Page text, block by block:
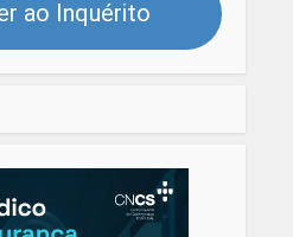
ao Inquérito